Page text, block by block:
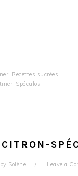
, Recettes sucrées
, Spéculos
by Solène Leave a